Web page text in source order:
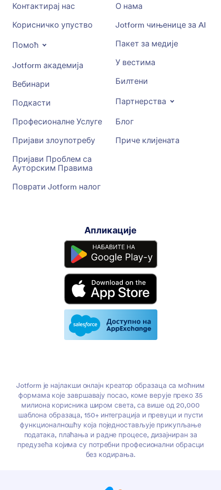
Контактирај нас
Корисничко упуство
Помоћ
Jotform академија
Вебинари
Подкасти
Професионалне Услуге
Пријави злоупотребу
Пријави Проблем са
Ауторским Правима
Поврати Jotform налог
О нама
Jotform чињенице за AI
Пакет за медије
У вестима
Билтени
Партнерства
Блог
Приче клијената
Апликације
Jotform је најлакши онлајн креатор образаца са моћним
формама које завршавају посао, коме верује преко 35
милиона корисника широм света, са више од 20,000
шаблона образаца, 150+ интеграција и превуци и пусти
функционалношћу која поједностављује прикупљање
података, плаћања и радне процесе, дизајниран за
предузећа којима су потребни професионални обрасци
без кодирања.